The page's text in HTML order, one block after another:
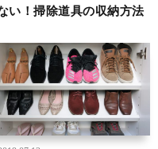
い！掃除道具の収納方法